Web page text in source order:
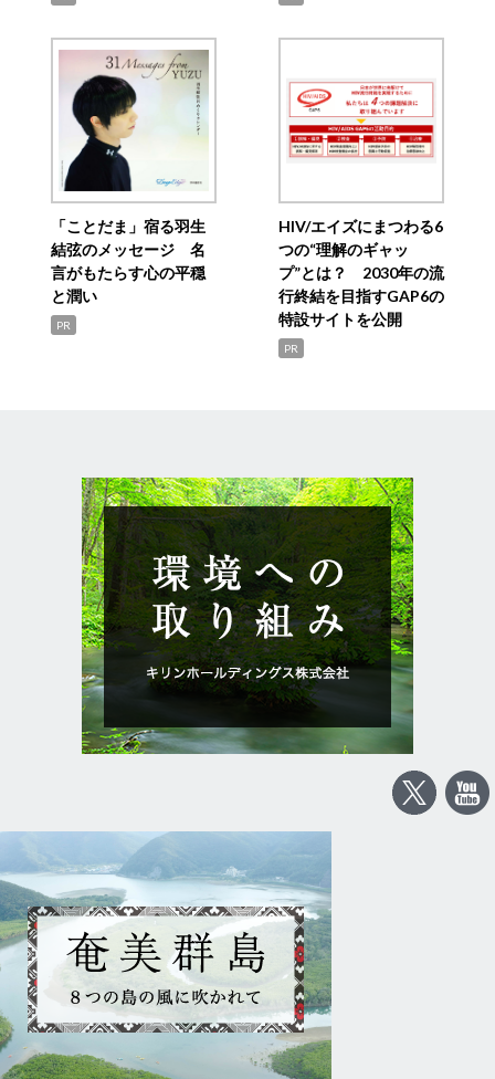
「ことだま」宿る羽生
結弦のメッセージ 名
言がもたらす心の平穏
と潤い
PR
HIV/エイズにまつわる6
つの“理解のギャッ
プ”とは？ 2030年の流
行終結を目指すGAP6の
特設サイトを公開
PR